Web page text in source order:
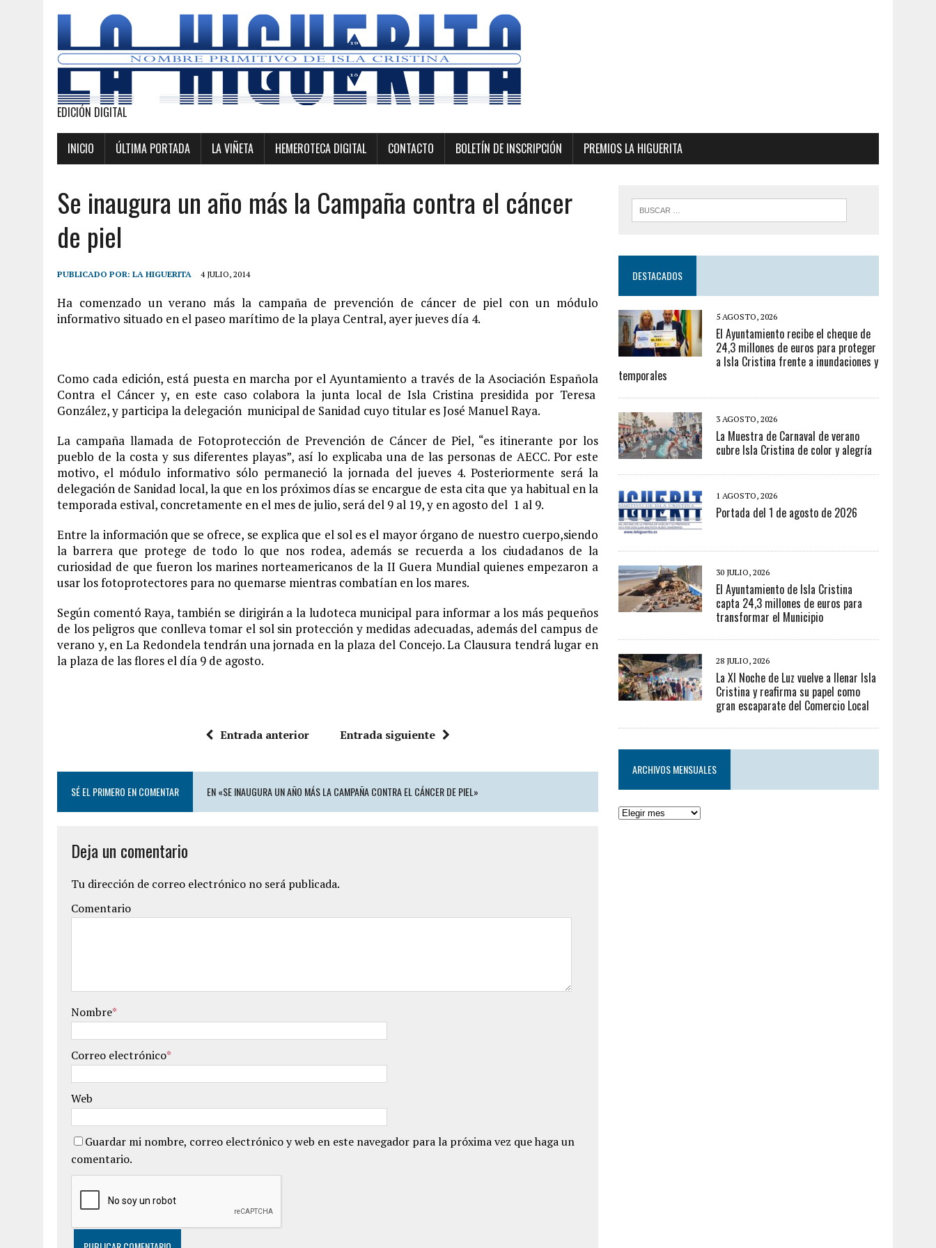
EDICIÓN DIGITAL
INICIO ÚLTIMA PORTADA LA VIÑETA HEMEROTECA DIGITAL CONTACTO BOLETÍN DE INSCRIPCIÓN PREMIOS LA HIGUERITA
Se inaugura un año más la Campaña contra el cáncer
de piel
PUBLICADO POR: LA HIGUERITA 4 JULIO, 2014
Ha comenzado un verano más la campaña de prevención de cáncer de piel con un módulo
informativo situado en el paseo marítimo de la playa Central, ayer jueves día 4.
Como cada edición, está puesta en marcha por el Ayuntamiento a través de la Asociación Española
Contra el Cáncer y, en este caso colabora la junta local de Isla Cristina presidida por Teresa
González, y participa la delegación municipal de Sanidad cuyo titular es José Manuel Raya.
La campaña llamada de Fotoprotección de Prevención de Cáncer de Piel, “es itinerante por los
pueblo de la costa y sus diferentes playas”, así lo explicaba una de las personas de AECC. Por este
motivo, el módulo informativo sólo permaneció la jornada del jueves 4. Posteriormente será la
delegación de Sanidad local, la que en los próximos días se encargue de esta cita que ya habitual en la
temporada estival, concretamente en el mes de julio, será del 9 al 19, y en agosto del 1 al 9.
Entre la información que se ofrece, se explica que el sol es el mayor órgano de nuestro cuerpo,siendo
la barrera que protege de todo lo que nos rodea, además se recuerda a los ciudadanos de la
curiosidad de que fueron los marines norteamericanos de la II Guera Mundial quienes empezaron a
usar los fotoprotectores para no quemarse mientras combatían en los mares.
Según comentó Raya, también se dirigirán a la ludoteca municipal para informar a los más pequeños
de los peligros que conlleva tomar el sol sin protección y medidas adecuadas, además del campus de
verano y, en La Redondela tendrán una jornada en la plaza del Concejo. La Clausura tendrá lugar en
la plaza de las flores el día 9 de agosto.
Entrada anterior Entrada siguiente
SÉ EL PRIMERO EN COMENTAR EN «SE INAUGURA UN AÑO MÁS LA CAMPAÑA CONTRA EL CÁNCER DE PIEL»
Deja un comentario
Tu dirección de correo electrónico no será publicada.
Comentario
Nombre*
Correo electrónico*
Web
Guardar mi nombre, correo electrónico y web en este navegador para la próxima vez que haga un
comentario.
DESTACADOS
5 AGOSTO, 2026
El Ayuntamiento recibe el cheque de
24,3 millones de euros para proteger
a Isla Cristina frente a inundaciones y
temporales
3 AGOSTO, 2026
La Muestra de Carnaval de verano
cubre Isla Cristina de color y alegría
1 AGOSTO, 2026
Portada del 1 de agosto de 2026
30 JULIO, 2026
El Ayuntamiento de Isla Cristina
capta 24,3 millones de euros para
transformar el Municipio
28 JULIO, 2026
La XI Noche de Luz vuelve a llenar Isla
Cristina y reafirma su papel como
gran escaparate del Comercio Local
ARCHIVOS MENSUALES